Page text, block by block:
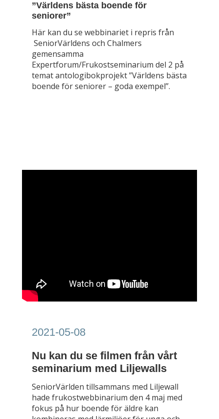
”Världens bästa boende för
seniorer”
Här kan du se webbinariet i repris från
SeniorVärldens och Chalmers
gemensamma
Expertforum/Frukostseminarium del 2 på
temat antologibokprojekt ”Världens bästa
boende för seniorer – goda exempel”.
2021-05-08
Nu kan du se filmen från vårt
seminarium med Liljewalls
SeniorVärlden tillsammans med Liljewall
hade frukostwebbinarium den 4 maj med
fokus på hur boende för äldre kan